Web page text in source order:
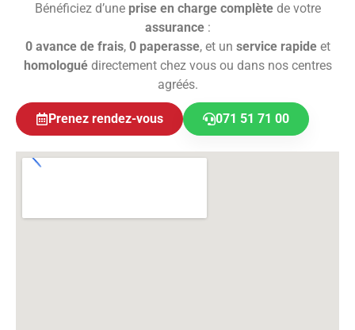
Bénéficiez d’une prise en charge complètede votre
assurance:
0 avance de frais, 0 paperasse, et un service rapideet
homologuédirectement chez vous ou dans nos centres
agréés.
Prenez rendez-vous 071 51 71 00